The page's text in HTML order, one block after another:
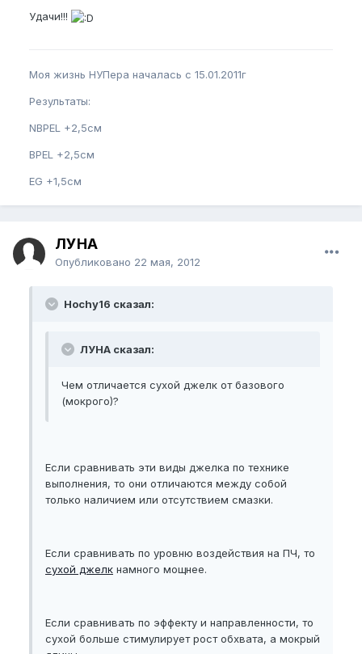
Удачи!!!
Моя жизнь НУПера началась с 15.01.2011г
Результаты:
NBPEL +2,5см
BPEL +2,5см
EG +1,5см
ЛУНА
Опубликовано 22 мая, 2012
Hochy16 сказал:
ЛУНА сказал:
Чем отличается сухой джелк от базового
(мокрого)?
Если сравнивать эти виды джелка по технике
выполнения, то они отличаются между собой
только наличием или отсутствием смазки.
Если сравнивать по уровню воздействия на ПЧ, то
сухой джелк намного мощнее.
Если сравнивать по эффекту и направленности, то
сухой больше стимулирует рост обхвата, а мокрый